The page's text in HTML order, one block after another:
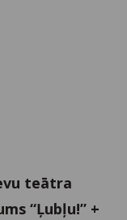
teātra
“Ļubļu!” +